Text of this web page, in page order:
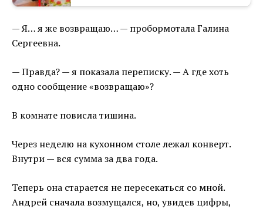
— Я… я же возвращаю… — пробормотала Галина
Сергеевна.
— Правда? — я показала переписку. — А где хоть
одно сообщение «возвращаю»?
В комнате повисла тишина.
Через неделю на кухонном столе лежал конверт.
Внутри — вся сумма за два года.
Теперь она старается не пересекаться со мной.
Андрей сначала возмущался, но, увидев цифры,